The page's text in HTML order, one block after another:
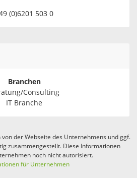
(0)6201 503 0
Branchen
Consulting
IT Branche
der Webseite des Unternehmens und ggf.
zusammengestellt. Diese Informationen
noch nicht autorisiert.
für Unternehmen